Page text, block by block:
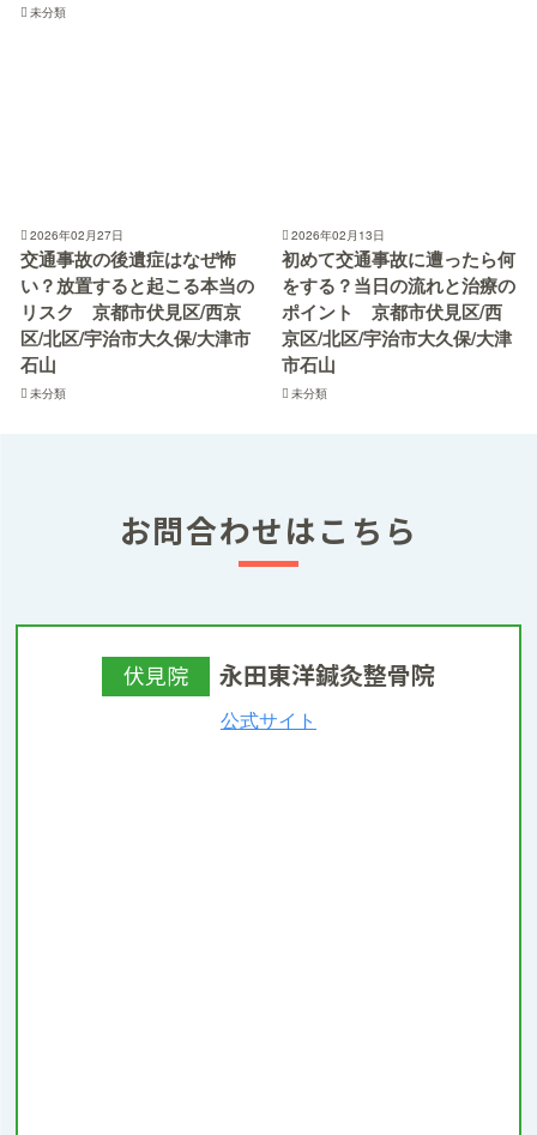
未分類
2026年02月27日
交通事故の後遺症はなぜ怖
い？放置すると起こる本当の
リスク 京都市伏見区/西京
区/北区/宇治市大久保/大津市
石山
未分類
2026年02月13日
初めて交通事故に遭ったら何
をする？当日の流れと治療の
ポイント 京都市伏見区/西
京区/北区/宇治市大久保/大津
市石山
未分類
お問合わせはこちら
伏見院 永田東洋鍼灸整骨院
公式サイト